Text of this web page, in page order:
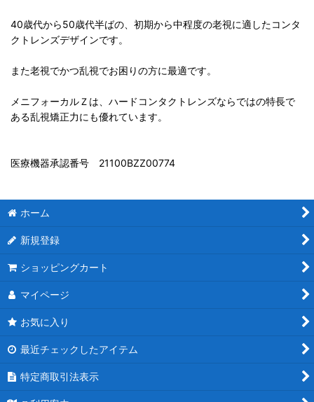
40歳代から50歳代半ばの、初期から中程度の老視に適したコンタ
クトレンズデザインです。
また老視でかつ乱視でお困りの方に最適です。
メニフォーカルＺは、ハードコンタクトレンズならではの特長で
ある乱視矯正力にも優れています。
医療機器承認番号 21100BZZ00774
ホーム
新規登録
ショッピングカート
マイページ
お気に入り
最近チェックしたアイテム
特定商取引法表示